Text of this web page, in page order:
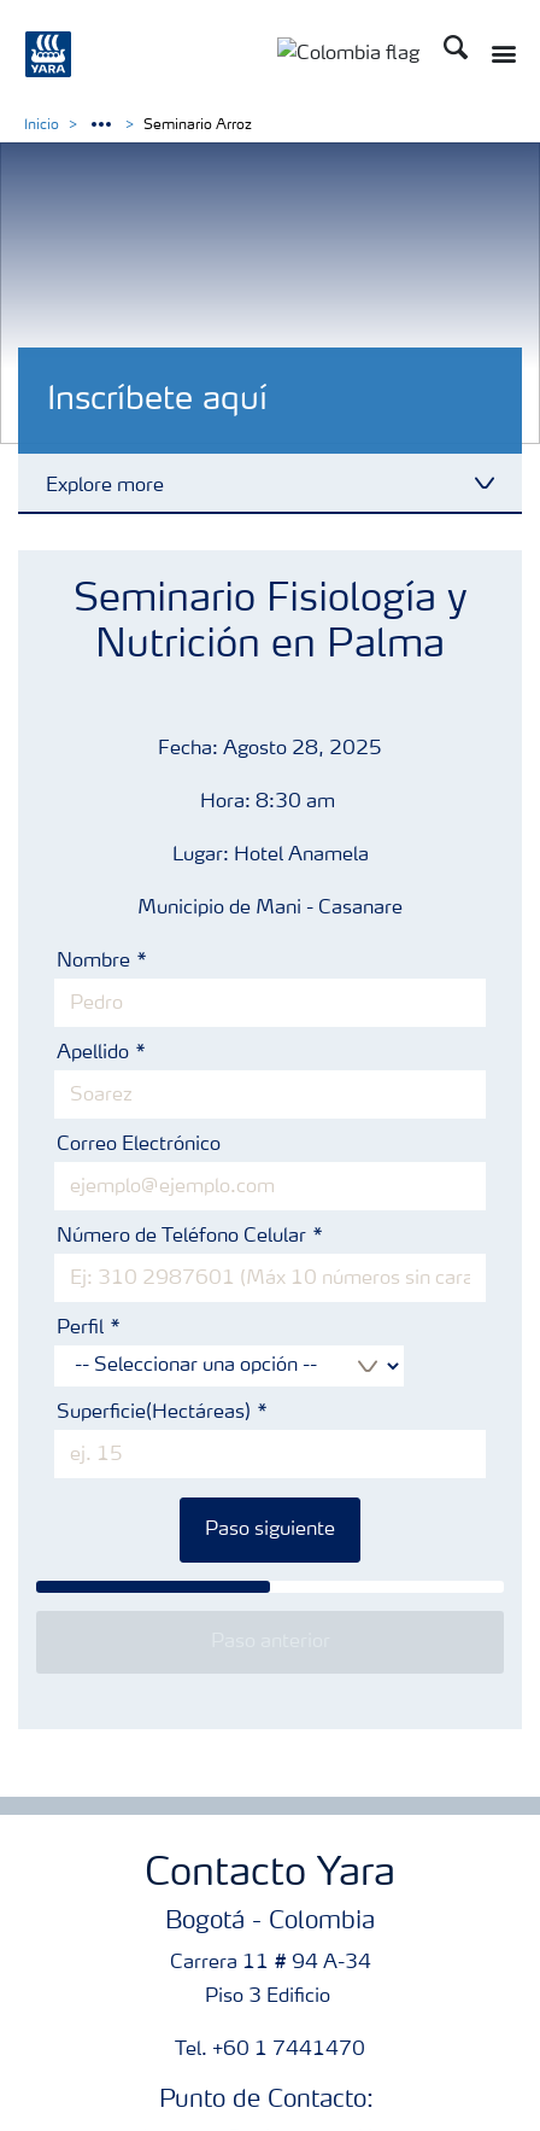
Buscar
Inscríbete aquí
Explore more
Productos
Inicio Seminario Arroz
Seminario Fisiología y
Nutrición en Palma
Fecha: Agosto 28, 2025
Hora: 8:30 am
Lugar: Hotel Anamela
Municipio de Mani - Casanare
Nombre
Apellido
Correo Electrónico
Número de Teléfono Celular
Perfil
Superficie(Hectáreas)
Paso siguiente
Contacto Yara
Bogotá - Colombia
Carrera 11 # 94 A-34
Piso 3 Edificio
Tel. +60 1 7441470
Punto de Contacto: